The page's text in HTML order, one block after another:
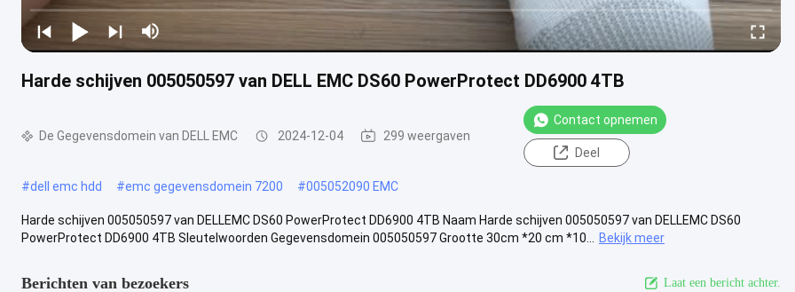
Harde schijven 005050597 van DELL EMC DS60 PowerProtect DD6900 4TB
De Gegevensdomein van DELL EMC 2024-12-04 299 weergaven
Contact opnemen
Deel
#dell emc hdd #emc gegevensdomein 7200 #005052090 EMC
Harde schijven 005050597 van DELLEMC DS60 PowerProtect DD6900 4TB Naam Harde schijven 005050597 van DELLEMC DS60
PowerProtect DD6900 4TB Sleutelwoorden Gegevensdomein 005050597 Grootte 30cm *20 cm *10...
Bekijk meer
Berichten van bezoekers Laat een bericht achter.